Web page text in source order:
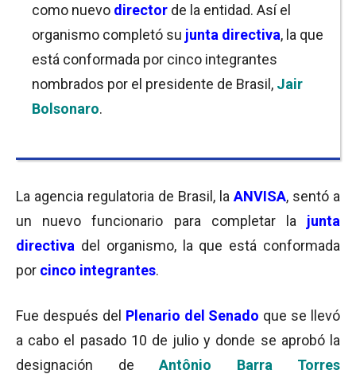
como nuevo director de la entidad. Así el
organismo completó su junta directiva, la que
está conformada por cinco integrantes
nombrados por el presidente de Brasil, Jair
Bolsonaro.
La agencia regulatoria de Brasil, la ANVISA, sentó a
un nuevo funcionario para completar la junta
directiva del organismo, la que está conformada
por cinco integrantes.
Fue después del Plenario del Senado que se llevó
a cabo el pasado 10 de julio y donde se aprobó la
designación de Antônio Barra Torres